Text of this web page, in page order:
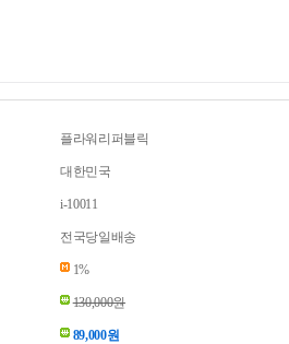
플라워리퍼블릭
대한민국
i-10011
전국당일배송
1%
130,000원
89,000원